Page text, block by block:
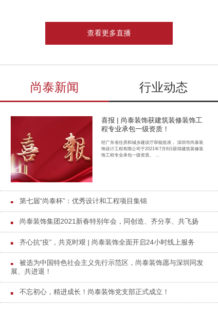
查看更多直播
尚泰新闻 行业动态
喜报 | 尚泰装饰获建筑装修装饰工
程专业承包一级资质！
经广东省住房和城乡建设厅审核批准， 深圳市尚泰装
饰设计工程有限公司于2021年7月6日获得建筑装修装
饰工程专业承包一级资质。 ...
第七届“尚泰杯”：优秀设计和工程项目集锦
尚泰装饰集团2021新春特别年会，同创造、齐分享、共飞扬
齐心抗“疫”，共克时艰 | 尚泰装饰全面开启24小时线上服务
被选为中国特色社会主义先行示范区，尚泰装饰愿与深圳同发
展、共进退！
不忘初心，精进成长！尚泰装饰党支部正式成立！